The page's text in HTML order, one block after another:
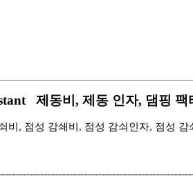
제동비, 제동 인자, 댐핑 팩
비, 점성 감쇄비, 점성 감쇠인자, 점성 감